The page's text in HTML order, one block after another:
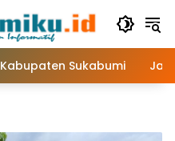
Kabupaten Sukabumi